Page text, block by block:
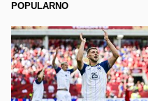
POPULARNO